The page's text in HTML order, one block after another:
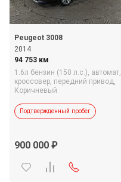
Peugeot 3008
2014
94 753 км
1.6л бензин (150 л.с.), автомат,
кроссовер, передний привод,
Коричневый
Подтвержденный пробег
900 000